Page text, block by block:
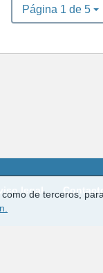
Página 1 de 5
de terceros,
legal